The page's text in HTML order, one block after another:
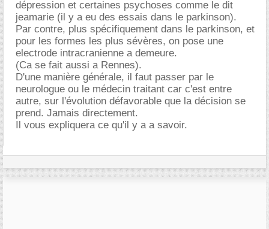
dépression et certaines psychoses comme le dit
jeamarie (il y a eu des essais dans le parkinson).
Par contre, plus spécifiquement dans le parkinson, et
pour les formes les plus sévères, on pose une
electrode intracranienne a demeure.
(Ca se fait aussi a Rennes).
D'une manière générale, il faut passer par le
neurologue ou le médecin traitant car c'est entre
autre, sur l'évolution défavorable que la décision se
prend. Jamais directement.
Il vous expliquera ce qu'il y a a savoir.